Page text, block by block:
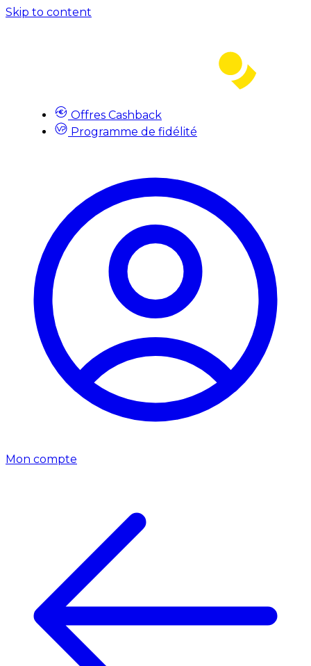
Skip to content
Offres Cashback
Programme de fidélité
Mon compte